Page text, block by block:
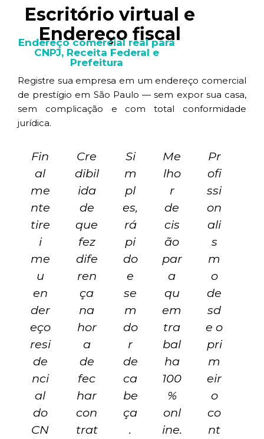
Escritório virtual e
Endereço fiscal
Endereço comercial real para
CNPJ, Receita Federal e
Prefeitura
Registre sua empresa em um endereço comercial
de prestígio em São Paulo — sem expor sua casa,
sem complicação e com total conformidade
jurídica.
Fin
al
me
nte
tire
i
me
u
en
der
eço
resi
de
nci
al
do
CN
Cre
dibil
ida
de
que
fez
dife
ren
ça
na
hor
a
de
fec
har
con
trat
Si
m
pl
es,
rá
pi
do
e
se
m
do
r
de
ca
be
ça
.
Me
lho
r
de
cis
ão
par
a
qu
em
tra
bal
ha
100
%
onl
ine.
Pr
ofi
ssi
on
ali
s
m
o
de
sd
e o
pri
m
eir
o
co
nt